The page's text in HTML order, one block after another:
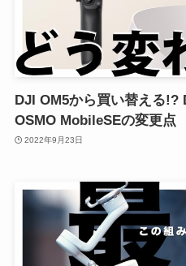
DJI OM5から買い替える!?
OSMO MobileSEの変更点
2022年9月23日